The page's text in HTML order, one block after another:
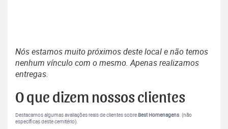
Nós estamos muito próximos deste local e não temos
nenhum vínculo com o mesmo. Apenas realizamos
entregas.
O que dizem nossos clientes
Destacamos algumas avaliações reais de clientes sobreBest Homenagens. (não
específicas deste cemitério).